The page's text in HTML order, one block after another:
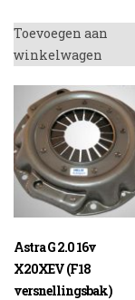
Toevoegen aan
winkelwagen
Astra G 2.0 16v
X20XEV (F18
versnellingsbak)